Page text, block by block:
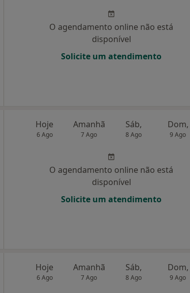
O agendamento online não está
disponível
Solicite um atendimento
Hoje
6 Ago
Amanhã
7 Ago
Sáb,
8 Ago
Dom,
9 Ago
O agendamento online não está
disponível
Solicite um atendimento
Hoje
6 Ago
Amanhã
7 Ago
Sáb,
8 Ago
Dom,
9 Ago